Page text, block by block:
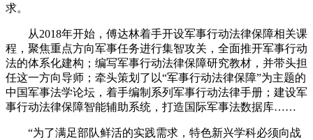
求。
从2018年开始，傅达林着手开设军事行动法律保障相关课
程，聚焦重点方向军事任务进行集智攻关，全面推开军事行动
法的体系化建构；编写军事行动法律保障研究教材，并带头担
任这一方向导师；牵头策划了以“军事行动法律保障”为主题的
中国军事法学论坛，着手编制系列军事行动法律手册；建设军
事行动法律保障智能辅助系统，打造国际军事法数据库……
“为了满足部队鲜活的实践需求，特色新兴学科必须向战